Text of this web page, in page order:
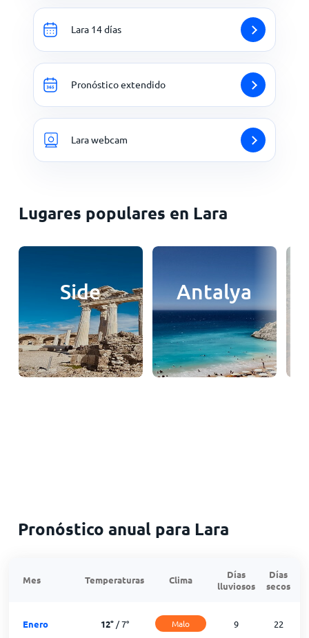
Lara 14 días
Pronóstico extendido
Lara webcam
Lugares populares en Lara
Side Antalya
Pronóstico anual para Lara
Mes Temperaturas Clima
Días
lluviosos
Días
secos
Enero 12°/7° Malo 9 22